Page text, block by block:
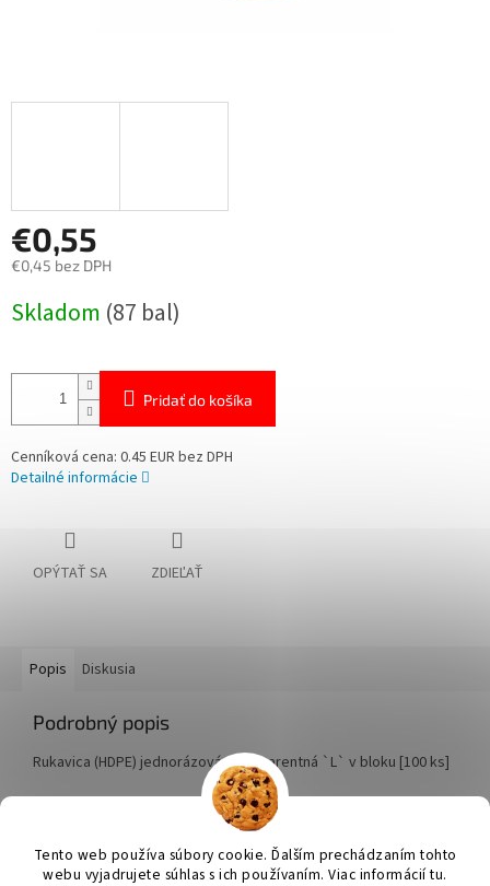
Tento web používa súbory cookie. Ďalším prechádzaním tohto
webu vyjadrujete súhlas s ich používaním. Viac informácií tu.
€0,55
€0,45 bez DPH
cena:
Skladom (87 bal)
Pridať do košíka
Cenníková cena: 0.45 EUR bez DPH
Detailné informácie
OPÝTAŤ SA ZDIEĽAŤ
Popis Diskusia
Podrobný popis
Rukavica (HDPE) jednorázová transparentná `L` v bloku [100 ks]
Vytvoril Shoptet